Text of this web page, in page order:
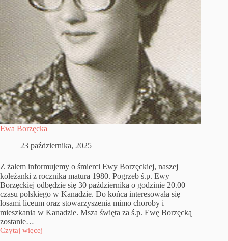
Ewa Borzęcka
23 października, 2025
Z żalem informujemy o śmierci Ewy Borzęckiej, naszej
koleżanki z rocznika matura 1980. Pogrzeb ś.p. Ewy
Borzęckiej odbędzie się 30 października o godzinie 20.00
czasu polskiego w Kanadzie. Do końca interesowała się
losami liceum oraz stowarzyszenia mimo choroby i
mieszkania w Kanadzie. Msza święta za ś.p. Ewę Borzęcką
zostanie…
Czytaj więcej
Ewa